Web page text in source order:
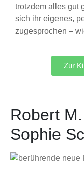
trotzdem alles gut
sich ihr eigenes,
zugesprochen –
Zur
Robert
Sophie